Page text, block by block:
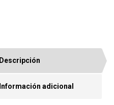
Descripción
Información adicional